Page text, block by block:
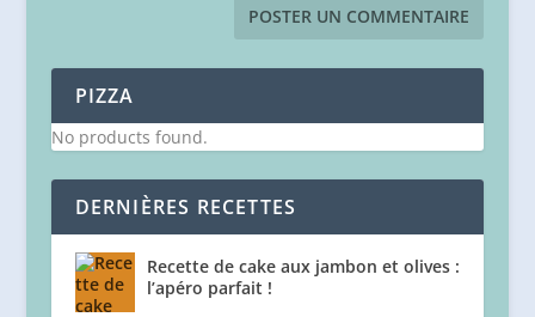
PIZZA
No products found.
DERNIÈRES RECETTES
Recette de cake aux jambon et olives :
l’apéro parfait !